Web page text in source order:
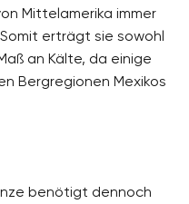
Mittelamerika immer
erträgt sie sowohl
an Kälte, da einige
Bergregionen Mexikos
benötigt dennoch